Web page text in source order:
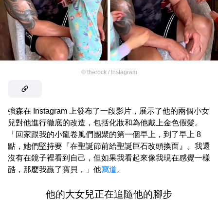
© therock / Instagram
強森在 Instagram 上發布了一段影片，展示了他的兩個小女
兒對他進行徹底的改造，包括化妝和為他戴上金色假髮。
「回家跟我的小龍卷風們團聚的第一個早上，到了早上 8
點，她們堅持要『在聖誕節前給聖誕巨石改頭換面』。我還
沒有在鏡子裡看到自己，但如果我看起來像我現在感覺一樣
酷，那麼我贏了寶貝，」他寫道。
他的大女兒正在追隨他的腳步